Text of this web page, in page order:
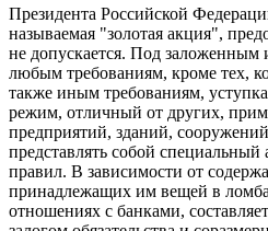
Президента Рос­сийской
называемая "золотая акция",
не допускается. Под заложенным
любым требова­ниям, кроме тех,
также иным требова­ниям,
режим, отличный от других,
предприятий, зданий,
представлять собой
правил. В зависимости от
принадлежащих им вещей в
отно­шениях с банками,